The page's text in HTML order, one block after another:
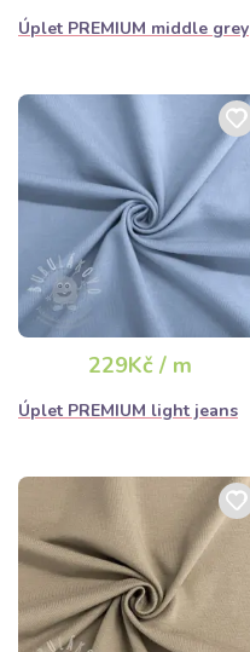
Úplet PREMIUM middle grey
229Kč / m
Úplet PREMIUM light jeans